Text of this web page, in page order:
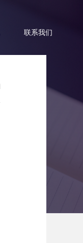
联系我们